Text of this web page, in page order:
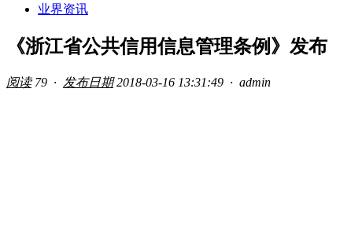
业界资讯
《浙江省公共信用信息管理条例》发布
阅读 79 · 发布日期 2018-03-16 13:31:49 · admin